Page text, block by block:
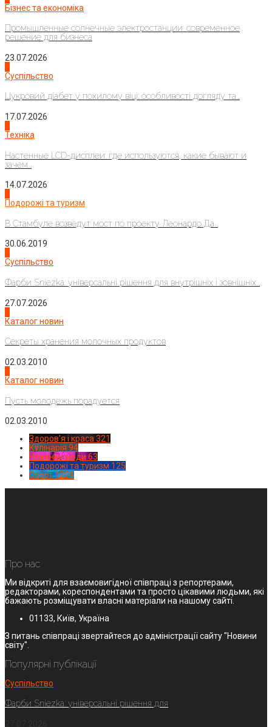
Бізнес та економіка
Промышленные солнечные электростанции: современное
решение для бизнеса
23.07.2026
Суспільство
Цукровий діабет у похилому віці: особливості догляду та...
17.07.2026
Техніка
Настенные LCD-дисплеи: где используются, какие бывают и
зачем...
14.07.2026
Подорожі та туризм
В Стамбуле возведут мост по проекту Леонардо Да...
30.06.2019
Суспільство
Фарби Sniezka: універсальні рішення для внутрішніх і зовнішніх...
27.07.2026
Каталог новин
Секреты хранения молочных продуктов
02.03.2010
Каталог новин
Пусть молодежь порадуется
02.03.2010
Здоров'я і краса 321
Кулінарія 94
Новинки моди 63
Подорожі та туризм 125
Спорт1224
Про нас
Ми відкриті для взаємовигідної співпраці з репортерами,
редакторами, кореспондентами та просто цікавими людьми, які
бажають розміщувати власні матеріали на нашому сайті.
01133, Київ, Україна
З питань співпраці звертайтеся до адміністрації сайту "Новини
світу".
Популярні публікації
Суспільство
Фарби Sniezka: універсальні рішення для